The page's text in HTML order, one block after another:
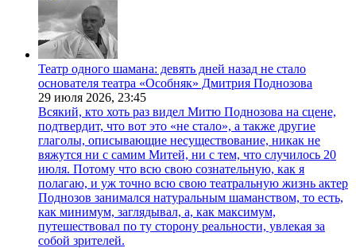
Театр одного шамана: девять дней назад не стало
основателя театра «Особняк» Дмитрия Поднозова
29 июля 2026, 23:45
Всякий, кто хоть раз видел Митю Поднозова на сцене,
подтвердит, что вот это «не стало», а также другие
глаголы, описывающие несуществование, никак не
вяжутся ни с самим Митей, ни с тем, что случилось 20
июля. Потому что всю свою сознательную, как я
полагаю, и уж точно всю свою театральную жизнь актер
Поднозов занимался натуральным шаманством, то есть,
как минимум, заглядывал, а, как максимум,
путешествовал по ту сторону реальности, увлекая за
собой зрителей.